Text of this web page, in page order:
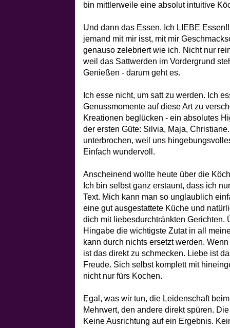
bin mittlerweile eine absolut intuitive
Und dann das Essen. Ich LIEBE
jemand mit mir isst, mit mir
genauso zelebriert wie ich. Nicht nur
weil das Sattwerden im Vordergrund
Genießen - darum geht es.
Ich esse nicht, um satt zu werden. Ich
Genussmomente auf diese Art zu
Kreationen beglücken - ein absolutes
der ersten Güte: Silvia, Maja,
unterbrochen, weil uns
Einfach wundervoll.
Anscheinend wollte heute über die
Ich bin selbst ganz erstaunt, dass ich
Text. Mich kann man so unglaublich
eine gut ausgestattete Küche und
dich mit liebesdurchtränkten Gerichten.
Hingabe die wichtigste Zutat in all
kann durch nichts ersetzt werden.
ist das direkt zu schmecken. Liebe ist
Freude. Sich selbst komplett mit
nicht nur fürs Kochen.
Egal, was wir tun, die Leidenschaft
Mehrwert, den andere direkt spüren.
Keine Ausrichtung auf ein Ergebnis.